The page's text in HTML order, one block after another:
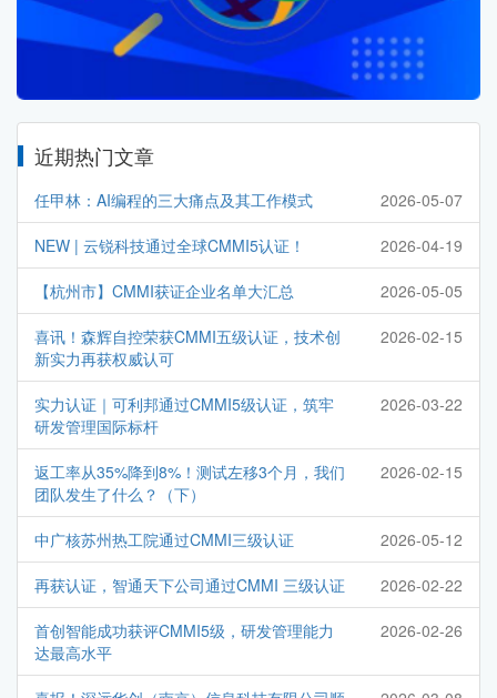
近期热门文章
任甲林：AI编程的三大痛点及其工作模式 2026-05-07
NEW | 云锐科技通过全球CMMI5认证！ 2026-04-19
【杭州市】CMMI获证企业名单大汇总 2026-05-05
喜讯！森辉自控荣获CMMI五级认证，技术创
新实力再获权威认可
2026-02-15
实力认证｜可利邦通过CMMI5级认证，筑牢
研发管理国际标杆
2026-03-22
返工率从35%降到8%！测试左移3个月，我们
团队发生了什么？（下）
2026-02-15
中广核苏州热工院通过CMMI三级认证 2026-05-12
再获认证，智通天下公司通过CMMI 三级认证 2026-02-22
首创智能成功获评CMMI5级，研发管理能力
达最高水平
2026-02-26